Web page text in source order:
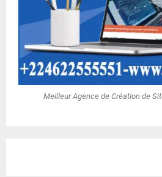
Meilleur Agence de Création de